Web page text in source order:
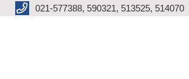
021-577388, 590321, 513525, 514070